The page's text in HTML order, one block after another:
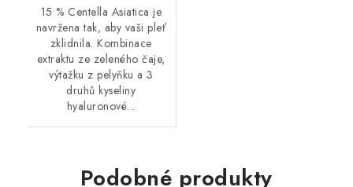
15 % Centella Asiatica je
navržena tak, aby vaši pleť
zklidnila. Kombinace
extraktu ze zeleného čaje,
výtažku z pelyňku a 3
druhů kyseliny
hyaluronové...
Podobné produkty